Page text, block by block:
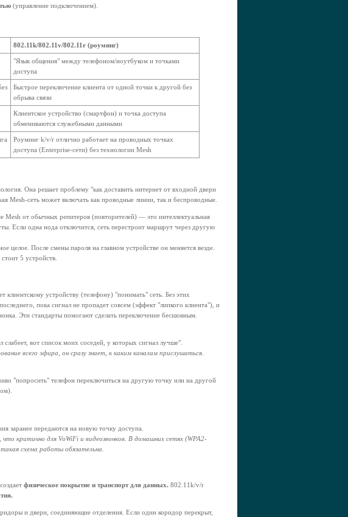
(управление подключением).
802.11k/802.11v/802.11r (роуминг)
"Язык общения" между телефоном/ноутбуком и точками
доступа
Быстрое переключение клиента от одной точки к другой без
обрыва связи
Клиентское устройство (смартфон) и точка доступа
обмениваются служебными данными
Роуминг k/v/r отлично работает на проводных точках
доступа (Enterprise-сети) без технологии Mesh
Она решает проблему "как доставить интернет от входной двери
Mesh-сеть может включать как проводные линии, так и беспроводные.
Mesh от обычных репитеров (повторителей) — это интеллектуальная
Если одна нода отключится, сеть перестроит маршрут через другую
целое. После смены пароля на главном устройстве он меняется везде.
5 устройств.
устройству (телефону) "понимать" сеть. Без этих
пока сигнал не пропадет совсем (эффект "липкого клиента"), и
Эти стандарты помогают сделать переключение бесшовным.
вот список моих соседей, у которых сигнал лучше".
всего эфира, он сразу знает, к каким каналам прислушаться.
"попросить" телефон переключиться на другую точку или на другой
заранее передаются на новую точку доступа.
критично для VoWiFi и видеозвонков. В домашних сетях (WPA2-
схема работы обязательна.
физическое покрытие и транспорт для данных. 802.11k/v/r
и двери, соединяющие отделения. Если один коридор перекрыт,